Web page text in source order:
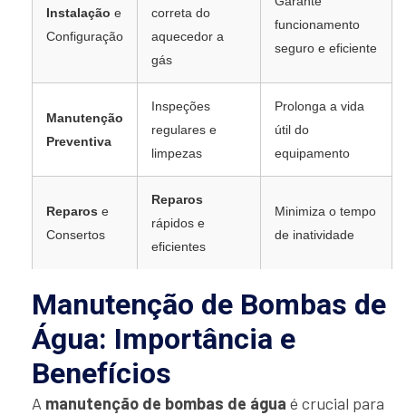
Instalação e
Configuração
correta do
aquecedor a
gás
funcionamento
seguro e eficiente
Manutenção
Preventiva
Inspeções
regulares e
limpezas
Prolonga a vida
útil do
equipamento
Reparos e
Consertos
Reparos
rápidos e
eficientes
Minimiza o tempo
de inatividade
Manutenção de Bombas de
Água: Importância e
Benefícios
A manutenção de bombas de água é crucial para